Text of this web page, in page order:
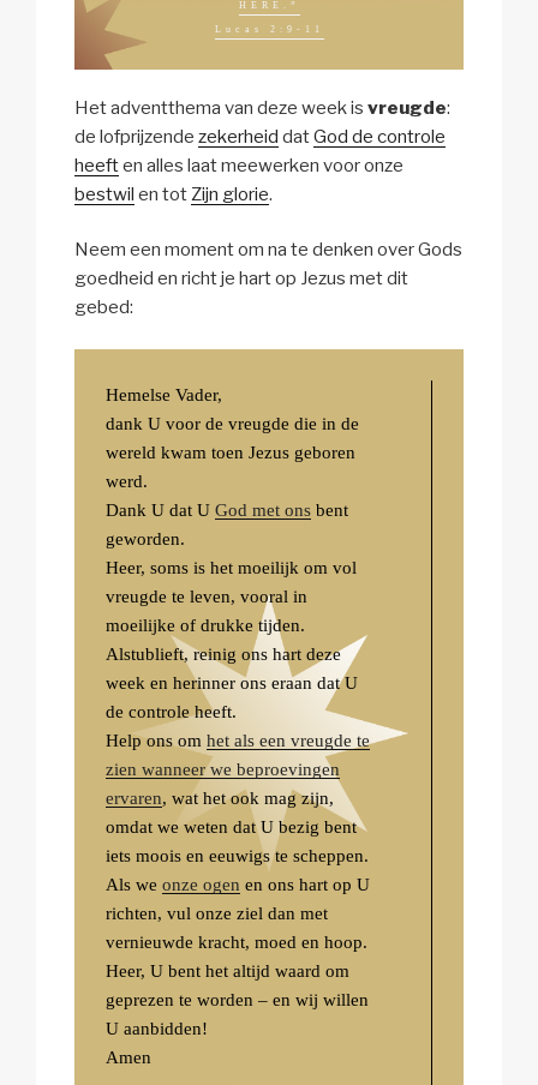
HERE.”
Lucas 2:9-11
Het adventthema van deze week is vreugde:
de lofprijzende zekerheid datGod de controle
heeften alles laat meewerken voor onze
bestwil en totZijn glorie.
Neem een moment om na te denken over Gods
goedheid en richt je hart op Jezus met dit
gebed:
Hemelse Vader,
dank U voor de vreugde die in de
wereld kwam toen Jezus geboren
werd.
Dank U dat U God met onsbent
geworden.
Heer, soms is het moeilijk om vol
vreugde te leven, vooral in
moeilijke of drukke tijden.
Alstublieft, reinig ons hart deze
week en herinner ons eraan dat U
de controle heeft.
Help ons om het als een vreugde te
zien wanneer we beproevingen
ervaren, wat het ook mag zijn,
omdat we weten dat U bezig bent
iets moois en eeuwigs te scheppen.
Als we onze ogen en ons hart op U
richten, vul onze ziel dan met
vernieuwde kracht, moed en hoop.
Heer, U bent het altijd waard om
geprezen te worden – en wij willen
U aanbidden!
Amen